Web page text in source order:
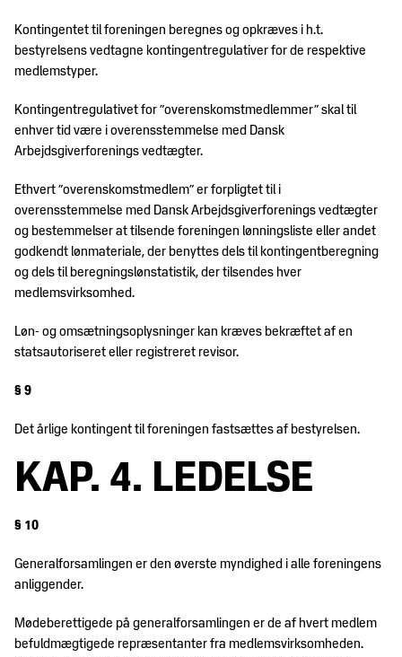
Kontingentet til foreningen beregnes og opkræves i h.t.
bestyrelsens vedtagne kontingentregulativer for de respektive
medlemstyper.
Kontingentregulativet for ”overenskomstmedlemmer” skal til
enhver tid være i overensstemmelse med Dansk
Arbejdsgiverforenings vedtægter.
Ethvert ”overenskomstmedlem” er forpligtet til i
overensstemmelse med Dansk Arbejdsgiverforenings vedtægter
og bestemmelser at tilsende foreningen lønningsliste eller andet
godkendt lønmateriale, der benyttes dels til kontingentberegning
og dels til beregningslønstatistik, der tilsendes hver
medlemsvirksomhed.
Løn- og omsætningsoplysninger kan kræves bekræftet af en
statsautoriseret eller registreret revisor.
§ 9
Det årlige kontingent til foreningen fastsættes af bestyrelsen.
KAP. 4. LEDELSE
§ 10
Generalforsamlingen er den øverste myndighed i alle foreningens
anliggender.
Mødeberettigede på generalforsamlingen er de af hvert medlem
befuldmægtigede repræsentanter fra medlemsvirksomheden.